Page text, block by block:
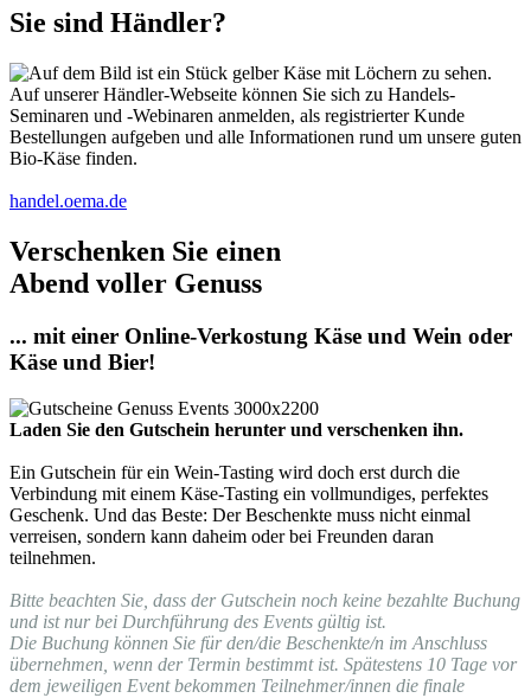
Sie sind Händler?
Auf unserer Händler-Webseite können Sie sich zu Handels-
Seminaren und -Webinaren anmelden, als registrierter Kunde
Bestellungen aufgeben und alle Informationen rund um unsere guten
Bio-Käse finden.
handel.oema.de
Verschenken Sie einen
Abend voller Genuss
... mit einer Online-Verkostung Käse und Wein oder
Käse und Bier!
Laden Sie den Gutschein herunter und verschenken ihn.
Ein Gutschein für ein Wein-Tasting wird doch erst durch die
Verbindung mit einem Käse-Tasting ein vollmundiges, perfektes
Geschenk. Und das Beste: Der Beschenkte muss nicht einmal
verreisen, sondern kann daheim oder bei Freunden daran
teilnehmen.
Bitte beachten Sie, dass der Gutschein noch keine bezahlte Buchung
und ist nur bei Durchführung des Events gültig ist.
Die Buchung können Sie für den/die Beschenkte/n im Anschluss
übernehmen, wenn der Termin bestimmt ist. Spätestens 10 Tage vor
dem jeweiligen Event bekommen Teilnehmer/innen die finale